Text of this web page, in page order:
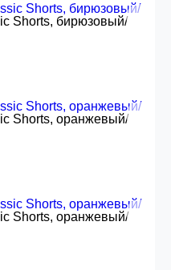
Shorts, бирюзовый/
Shorts, оранжевый/
Shorts, оранжевый/